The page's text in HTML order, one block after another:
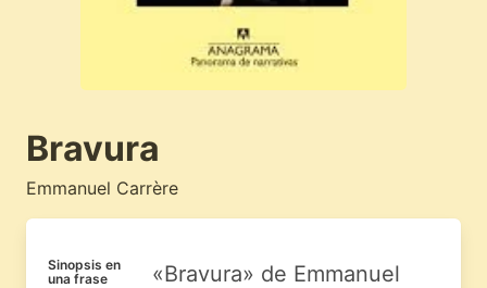
Bravura
Emmanuel Carrère
Sinopsis en
una frase
«Bravura» de Emmanuel